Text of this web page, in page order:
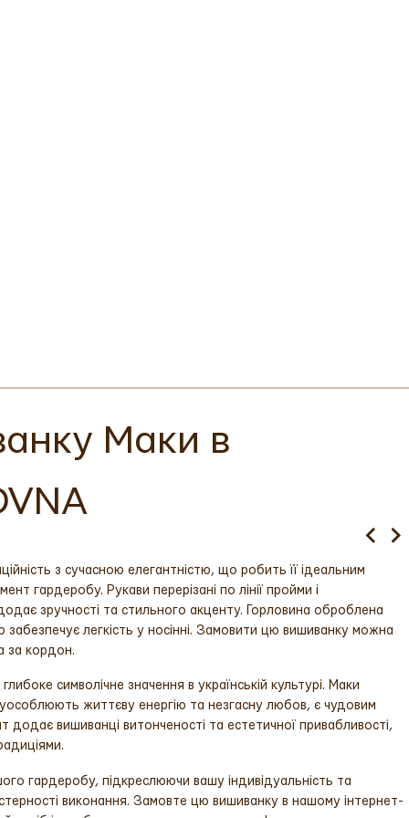
Маки в
з сучасною елегантністю, що робить її ідеальним
гардеробу. Рукави перерізані по лінії пройми і
зручності та стильного акценту. Горловина оброблена
легкість у носінні. Замовити цю вишиванку можна
за кордон.
символічне значення в українській культурі. Маки
життєву енергію та незгасну любов, є чудовим
додає вишиванці витонченості та естетичної привабливості,
гардеробу, підкреслюючи вашу індивідуальність та
виконання. Замовте цю вишиванку в нашому інтернет-